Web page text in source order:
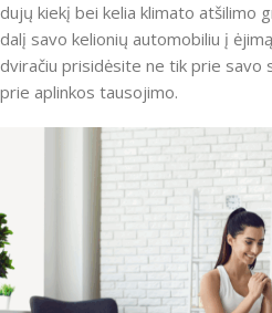
dujų kiekį bei kelia klimato atšilimo
dalį savo kelionių automobiliu į
dviračiu prisidėsite ne tik prie
prie aplinkos tausojimo.